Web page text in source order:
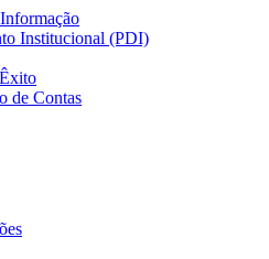
Institucional (PDI)
de Contas